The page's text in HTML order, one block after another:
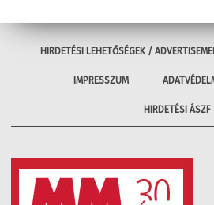
HIRDETÉSI LEHETŐSÉGEK /
IMPRESSZUM
HIRDETÉSI ÁSZF